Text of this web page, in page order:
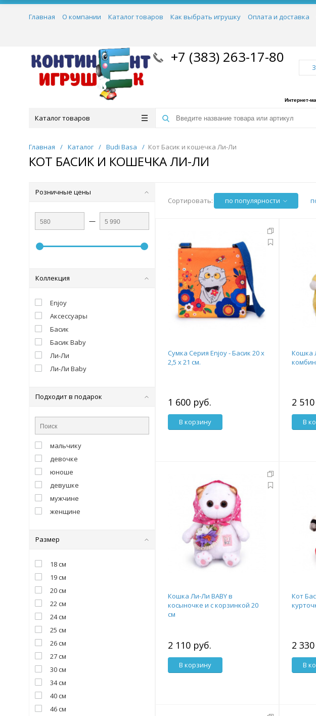
Главная О компании Каталог товаров Как выбрать игрушку Оплата и доставка
+7 (383) 263-17-80
Интернет-
Каталог товаров
Главная / Каталог / Budi Basa / Кот Басик и кошечка Ли-Ли
КОТ БАСИК И КОШЕЧКА ЛИ-ЛИ
Розничные цены
—
Коллекция
Enjoy
Аксессуары
Басик
Басик Baby
Ли-Ли
Ли-Ли Baby
Подходит в подарок
мальчику
девочке
юноше
девушке
мужчине
женщине
Размер
18 см
19 см
20 см
22 см
24 см
25 см
26 см
27 см
30 см
34 см
40 см
46 см
Сортировать: по популярности
Сумка Cерия Enjoy - Басик 20 х
2,5 х 21 см.
1 600 руб.
В корзину
Кошка
2
В
Кошка Ли-Ли BABY в
косыночке и с корзинкой 20
см
2 110 руб.
В корзину
Кот
2
В